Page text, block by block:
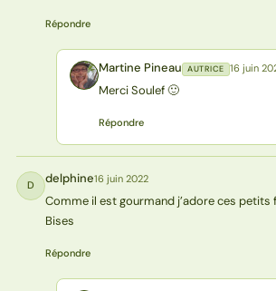
Répondre
MP Martine Pineau AUTRICE 16 juin
Merci Soulef 🙂
Répondre
D delphine16 juin 2022
Comme il est gourmand j’adore ces petits
Bises
Répondre